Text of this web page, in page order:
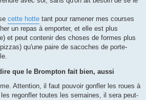
cette hotte tant pour ramener mes courses
un repas à emporter, et elle est plus
et peut contenir des choses de formes plus
qu'une paire de sacoches de porte-
que le Brompton fait bien, aussi
Attention, il faut pouvoir gonfler les roues à
regonfler toutes les semaines, il sera peut-